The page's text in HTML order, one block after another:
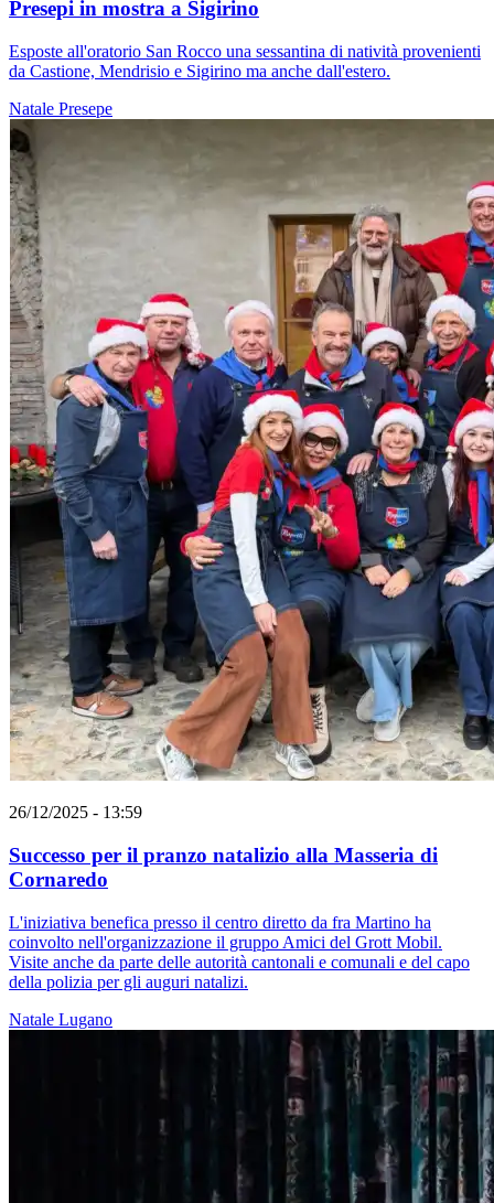
Presepi in mostra a Sigirino
Esposte all'oratorio San Rocco una sessantina di natività provenienti
da Castione, Mendrisio e Sigirino ma anche dall'estero.
Natale Presepe
26/12/2025 - 13:59
Successo per il pranzo natalizio alla Masseria di
Cornaredo
L'iniziativa benefica presso il centro diretto da fra Martino ha
coinvolto nell'organizzazione il gruppo Amici del Grott Mobil.
Visite anche da parte delle autorità cantonali e comunali e del capo
della polizia per gli auguri natalizi.
Natale Lugano